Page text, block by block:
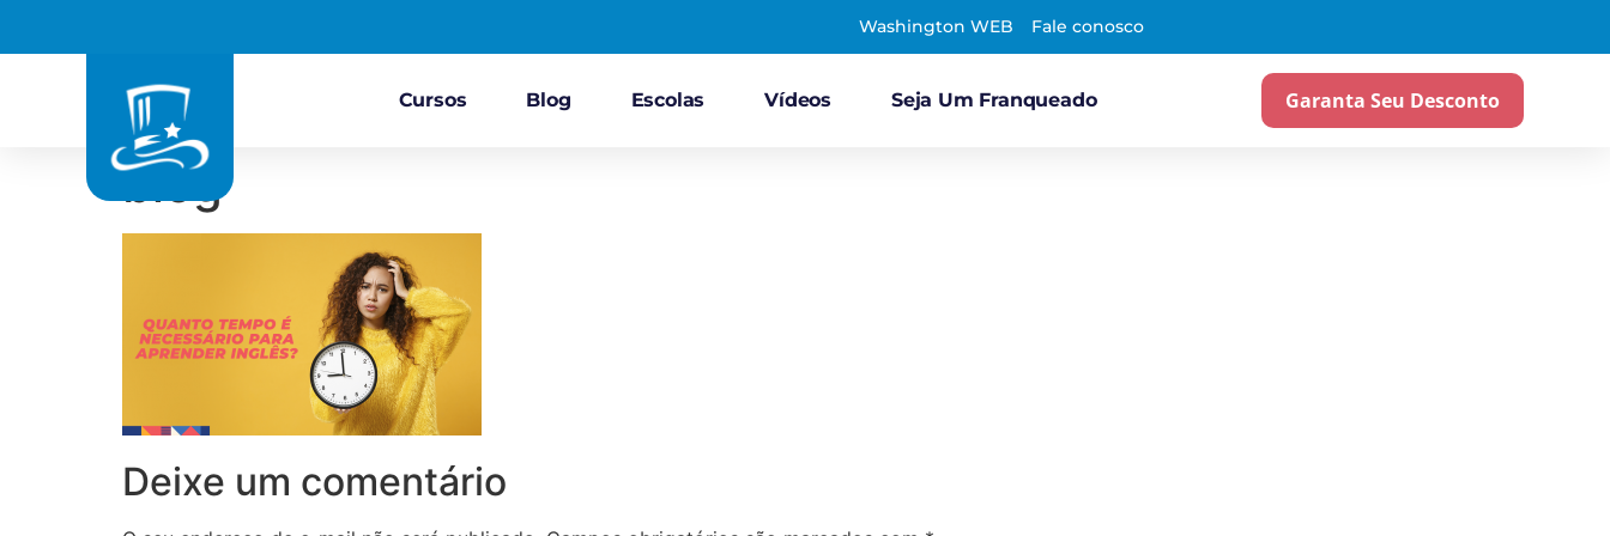
Washington WEB Fale conosco
Cursos Blog Escolas Vídeos Seja Um Franqueado Garanta Seu Desconto
blog
Deixe um comentário